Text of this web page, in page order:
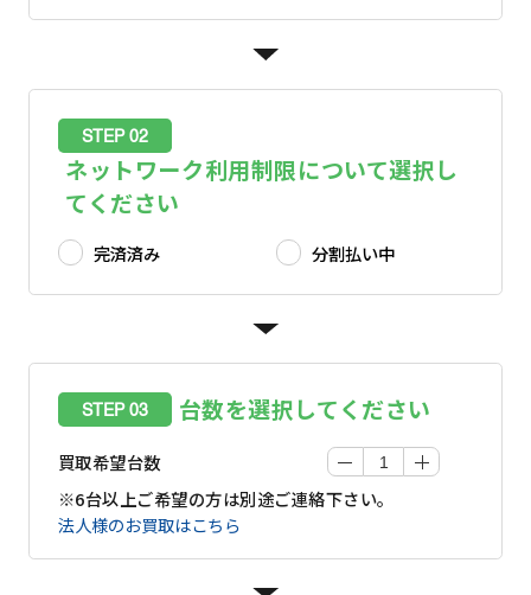
STEP 02
ネットワーク利用制限について選択し
てください
完済済み 分割払い中
STEP 03 台数を選択してください
買取希望台数
※6台以上ご希望の方は別途ご連絡下さい。
法人様のお買取はこちら